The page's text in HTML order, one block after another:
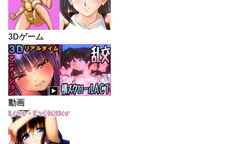
3Dゲーム
動画